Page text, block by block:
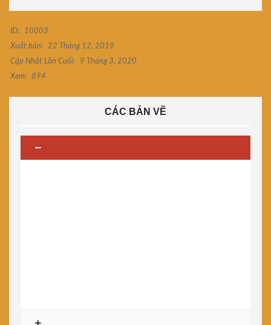
ID:
10003
Xuất bản:
22 Tháng 12, 2019
Cập Nhật Lần Cuối:
9 Tháng 3, 2020
Xem:
894
CÁC BẢN VẼ